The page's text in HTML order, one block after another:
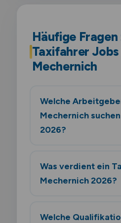
Häufige Fragen
Taxifahrer Jobs
Mechernich
Welche
Mechernich
2026?
Was verdient ein
Mechernich 2026?
Welche